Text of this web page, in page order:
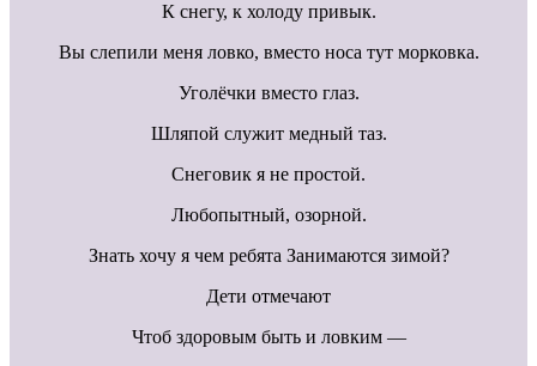
К снегу, к холоду привык.
Вы слепили меня ловко, вместо носа тут морковка.
Уголёчки вместо глаз.
Шляпой служит медный таз.
Снеговик я не простой.
Любопытный, озорной.
Знать хочу я чем ребята Занимаются зимой?
Дети отмечают
Чтоб здоровым быть и ловким —